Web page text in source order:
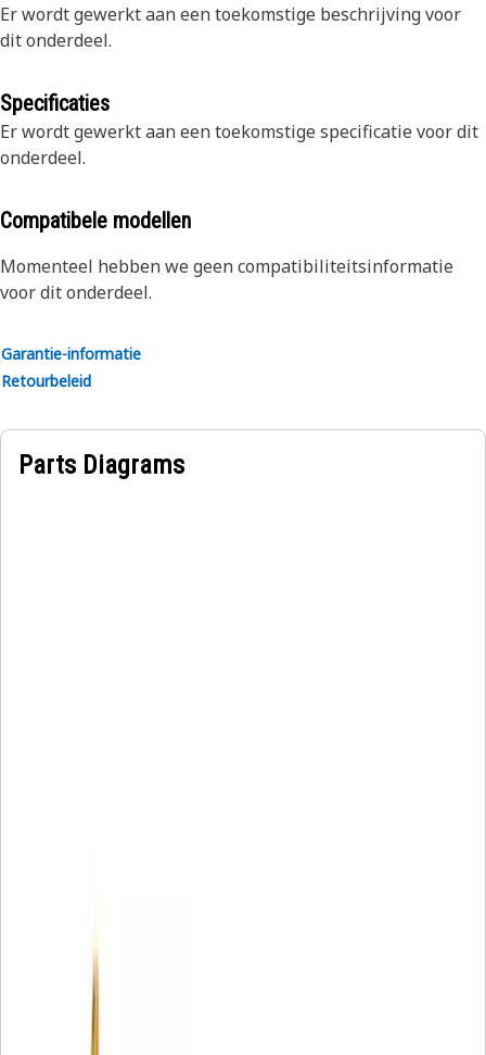
Er wordt gewerkt aan een toekomstige beschrijving voor
dit onderdeel.
Specificaties
Er wordt gewerkt aan een toekomstige specificatie voor dit
onderdeel.
Compatibele modellen
Momenteel hebben we geen compatibiliteitsinformatie
voor dit onderdeel.
Garantie-informatie
Retourbeleid
Parts Diagrams